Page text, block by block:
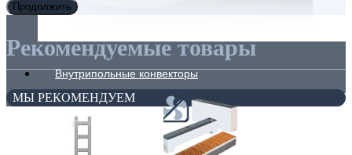
Внутрипольные конвекторы
Продолжить
Рекомендуемые товары
МЫ РЕКОМЕНДУЕМ